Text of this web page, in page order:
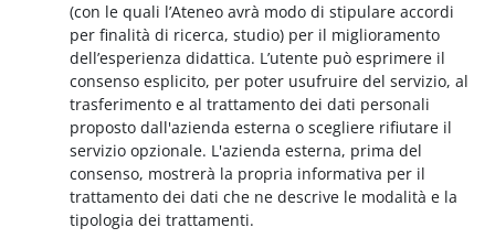
(con le quali l’Ateneo avrà modo di stipulare accordi
per finalità di ricerca, studio) per il miglioramento
dell’esperienza didattica. L’utente può esprimere il
consenso esplicito, per poter usufruire del servizio, al
trasferimento e al trattamento dei dati personali
proposto dall'azienda esterna o scegliere rifiutare il
servizio opzionale. L'azienda esterna, prima del
consenso, mostrerà la propria informativa per il
trattamento dei dati che ne descrive le modalità e la
tipologia dei trattamenti.